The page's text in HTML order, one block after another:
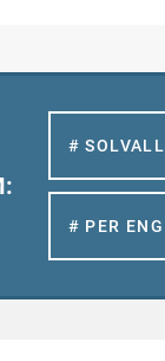
#
# PER